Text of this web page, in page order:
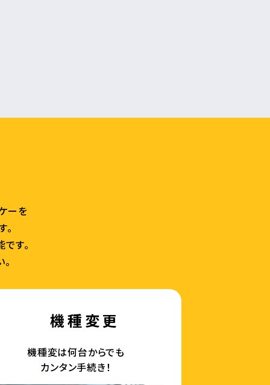
ーを
す。
機種変更
機種変は何台からでも
カンタン手続き！